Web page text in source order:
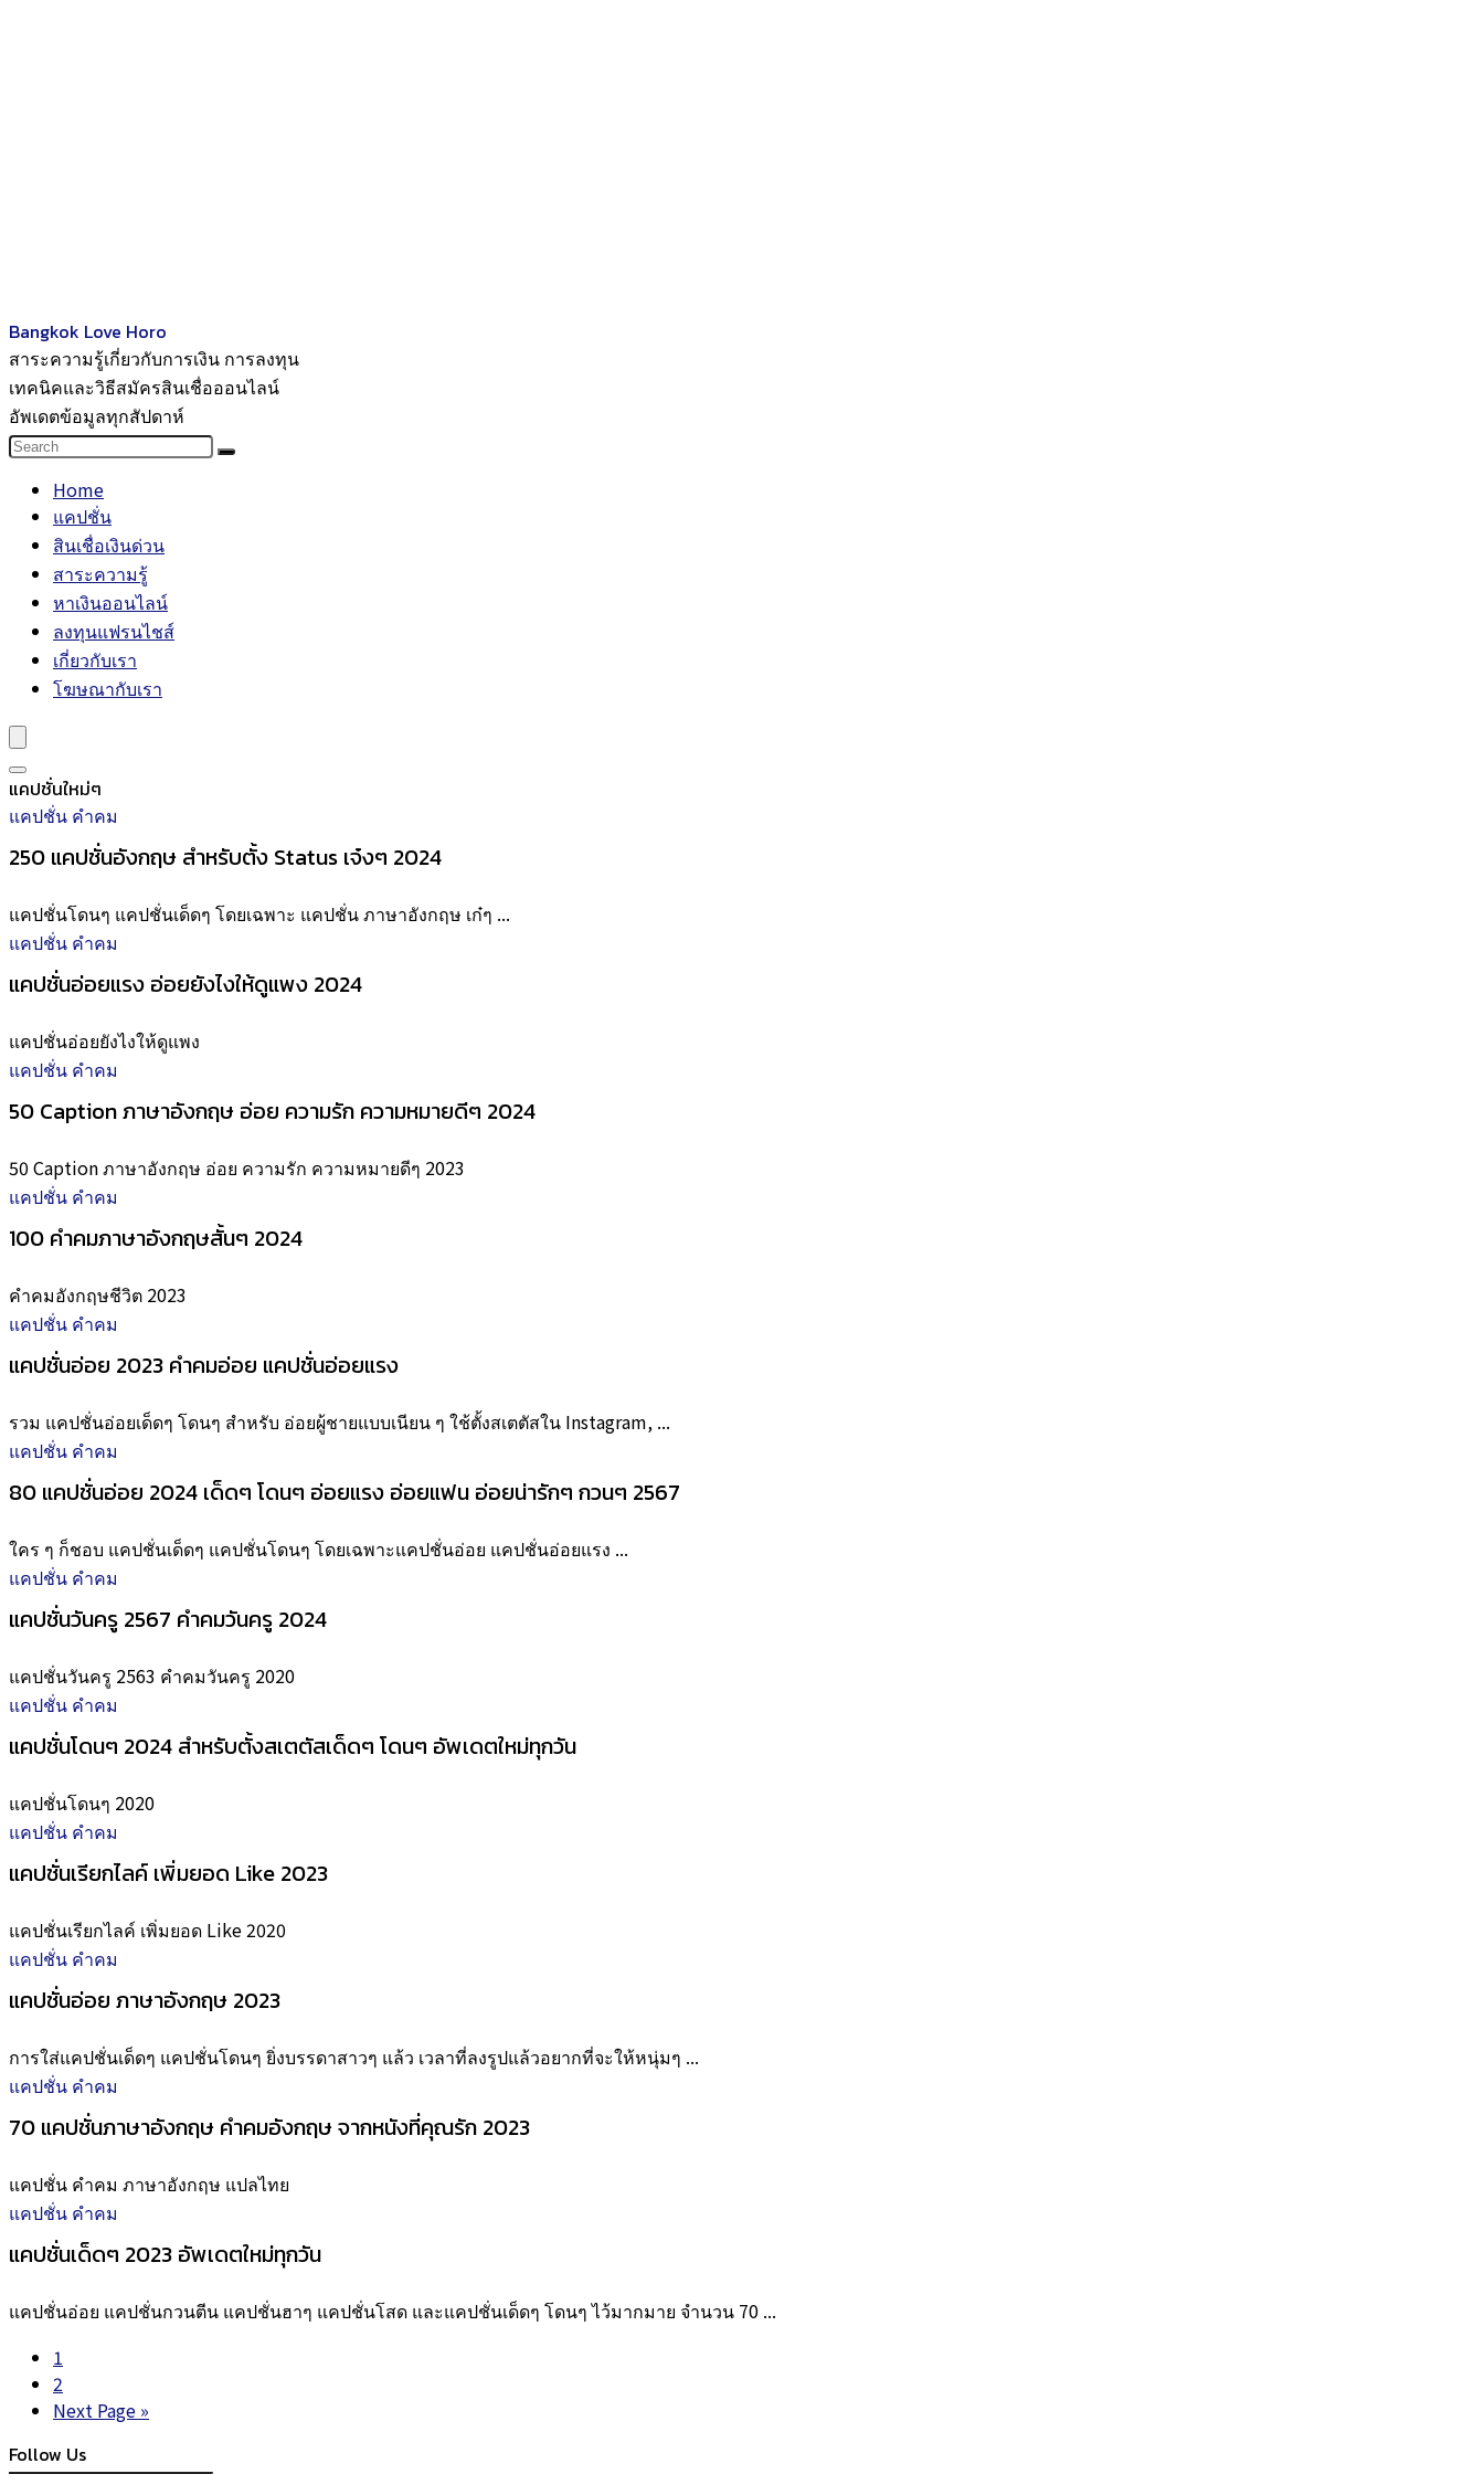
Bangkok Love Horo
สาระความรู้เกี่ยวกับการเงิน การลงทุน
เทคนิคและวิธีสมัครสินเชื่อออนไลน์
อัพเดตข้อมูลทุกสัปดาห์
Home
แคปชั่น
สินเชื่อเงินด่วน
สาระความรู้
หาเงินออนไลน์
ลงทุนแฟรนไชส์
เกี่ยวกับเรา
โฆษณากับเรา
แคปชั่นใหม่ๆ
แคปชั่น คำคม
250 แคปชั่นอังกฤษ สำหรับตั้ง Status เจ๋งๆ 2024
แคปชั่นโดนๆ แคปชั่นเด็ดๆ โดยเฉพาะ แคปชั่น ภาษาอังกฤษ เก๋ๆ ...
แคปชั่น คำคม
แคปชั่นอ่อยแรง อ่อยยังไงให้ดูแพง 2024
แคปชั่นอ่อยยังไงให้ดูแพง
แคปชั่น คำคม
50 Caption ภาษาอังกฤษ อ่อย ความรัก ความหมายดีๆ 2024
50 Caption ภาษาอังกฤษ อ่อย ความรัก ความหมายดีๆ 2023
แคปชั่น คำคม
100 คำคมภาษาอังกฤษสั้นๆ 2024
คำคมอังกฤษชีวิต 2023
แคปชั่น คำคม
แคปชั่นอ่อย 2023 คำคมอ่อย แคปชั่นอ่อยแรง
รวม แคปชั่นอ่อยเด็ดๆ โดนๆ สำหรับ อ่อยผู้ชายแบบเนียน ๆ ใช้ตั้งสเตตัสใน Instagram, ...
แคปชั่น คำคม
80 แคปชั่นอ่อย 2024 เด็ดๆ โดนๆ อ่อยแรง อ่อยแฟน อ่อยน่ารักๆ กวนๆ 2567
ใคร ๆ ก็ชอบ แคปชั่นเด็ดๆ แคปชั่นโดนๆ โดยเฉพาะแคปชั่นอ่อย แคปชั่นอ่อยแรง ...
แคปชั่น คำคม
แคปชั่นวันครู 2567 คำคมวันครู 2024
แคปชั่นวันครู 2563 คำคมวันครู 2020
แคปชั่น คำคม
แคปชั่นโดนๆ 2024 สำหรับตั้งสเตตัสเด็ดๆ โดนๆ อัพเดตใหม่ทุกวัน
แคปชั่นโดนๆ 2020
แคปชั่น คำคม
แคปชั่นเรียกไลค์ เพิ่มยอด Like 2023
แคปชั่นเรียกไลค์ เพิ่มยอด Like 2020
แคปชั่น คำคม
แคปชั่นอ่อย ภาษาอังกฤษ 2023
การใส่แคปชั่นเด็ดๆ แคปชั่นโดนๆ ยิ่งบรรดาสาวๆ แล้ว เวลาที่ลงรูปแล้วอยากที่จะให้หนุ่มๆ ...
แคปชั่น คำคม
70 แคปชั่นภาษาอังกฤษ คำคมอังกฤษ จากหนังที่คุณรัก 2023
แคปชั่น คำคม ภาษาอังกฤษ แปลไทย
แคปชั่น คำคม
แคปชั่นเด็ดๆ 2023 อัพเดตใหม่ทุกวัน
แคปชั่นอ่อย แคปชั่นกวนตีน แคปชั่นฮาๆ แคปชั่นโสด และแคปชั่นเด็ดๆ โดนๆ ไว้มากมาย จำนวน 70 ...
1
2
Next Page »
Follow Us